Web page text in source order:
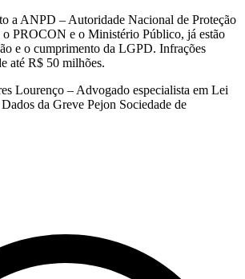
a ANPD – Autoridade Nacional de Proteção
o PROCON e o Ministério Público, já estão
e o cumprimento da LGPD. Infrações
até R$ 50 milhões.
Lourenço – Advogado especialista em Lei
da Greve Pejon Sociedade de